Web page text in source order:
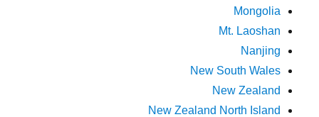
Mongolia
Mt. Laoshan
Nanjing
New South Wales
New Zealand
New Zealand North Island